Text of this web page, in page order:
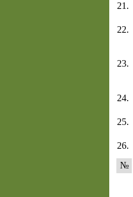
21.
22.
23.
24.
25.
26.
№